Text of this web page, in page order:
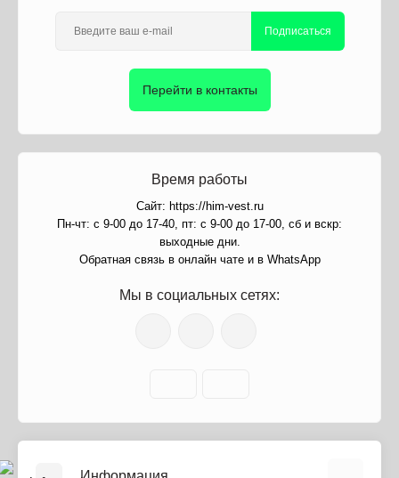
Подписаться
Перейти в контакты
Время работы
Сайт: https://him-vest.ru
Пн-чт: с 9-00 до 17-40, пт: с 9-00 до 17-00, сб и вскр:
выходные дни.
Обратная связь в онлайн чате и в WhatsApp
Мы в социальных сетях: